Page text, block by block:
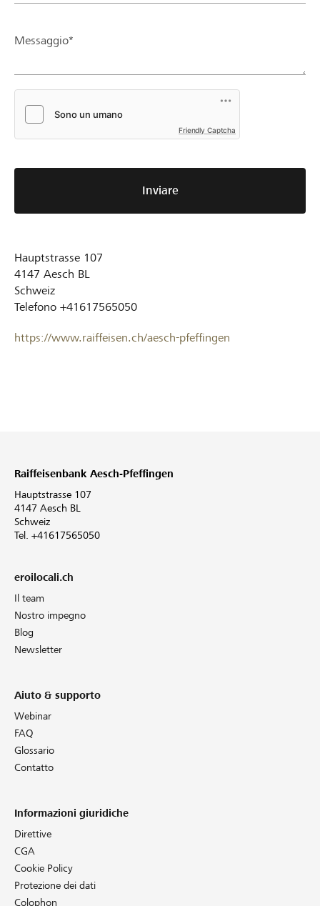
Messaggio*
Friendly Captcha
Inviare
Hauptstrasse 107
4147 Aesch BL
Schweiz
Telefono +41617565050
https://www.raiffeisen.ch/aesch-pfeffingen
Raiffeisenbank Aesch-Pfeffingen
Hauptstrasse 107
4147 Aesch BL
Schweiz
Tel. +41617565050
eroilocali.ch
Il team
Nostro impegno
Blog
Newsletter
Aiuto & supporto
Webinar
FAQ
Glossario
Contatto
Informazioni giuridiche
Direttive
CGA
Cookie Policy
Protezione dei dati
Colophon